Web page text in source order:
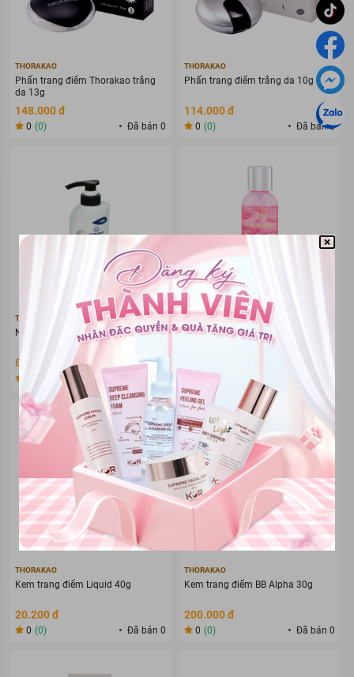
THORAKAO
Phấn trang điểm Thorakao trắng
da 13g
148.000 đ
0 (0) Đã bán 0
THORAKAO
Phấn trang điểm trắng da 10g
114.000 đ
0 (0) Đã bán 0
THORAKAO
Nước rửa tay Thorakao 500ml
83.000 đ
THORAKAO
Nước hoa hồng Thorakao 150ml
Đã bán 0
THORAKAO
Kem trang điểm Liquid 40g
20.200 đ
0 (0) Đã bán 0
THORAKAO
Kem trang điểm BB Alpha 30g
200.000 đ
0 (0) Đã bán 0